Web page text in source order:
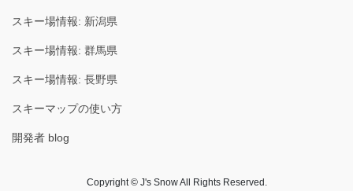
スキー場情報: 新潟県
スキー場情報: 群馬県
スキー場情報: 長野県
スキーマップの使い方
開発者 blog
Copyright © J's Snow All Rights Reserved.